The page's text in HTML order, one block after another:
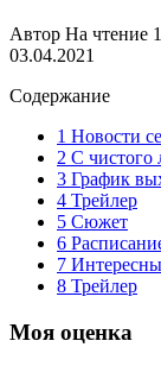
Автор На чтение
03.04.2021
Содержание
1 Новости
2 С чистого
3 График
4 Трейлер
5 Сюжет
6
7
8 Трейлер
Моя оценка